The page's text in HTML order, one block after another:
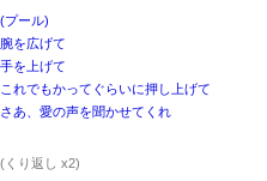
(プール)
腕を広げて
手を上げて
これでもかってぐらいに押し上げて
さあ、愛の声を聞かせてくれ
(くり返し x2)